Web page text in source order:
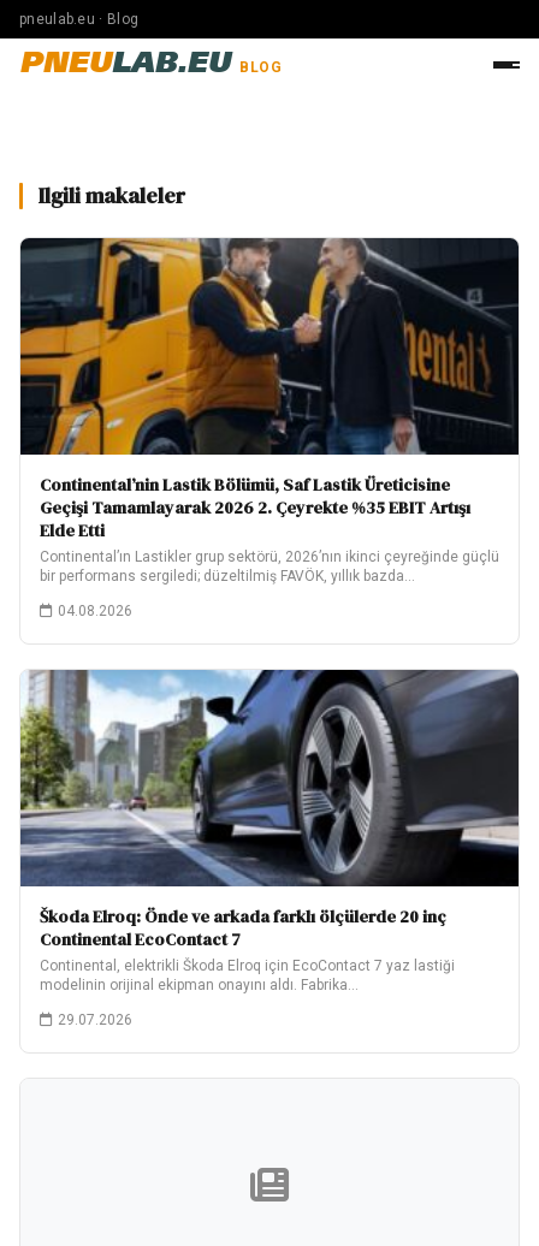
pneulab.eu · Blog
PNEULAB.EU BLOG
Ilgili makaleler
Continental’nin Lastik Bölümü, Saf Lastik Üreticisine
Geçişi Tamamlayarak 2026 2. Çeyrekte %35 EBIT Artışı
Elde Etti
Continental’ın Lastikler grup sektörü, 2026’nın ikinci çeyreğinde güçlü
bir performans sergiledi; düzeltilmiş FAVÖK, yıllık bazda…
04.08.2026
Škoda Elroq: Önde ve arkada farklı ölçülerde 20 inç
Continental EcoContact 7
Continental, elektrikli Škoda Elroq için EcoContact 7 yaz lastiği
modelinin orijinal ekipman onayını aldı. Fabrika…
29.07.2026